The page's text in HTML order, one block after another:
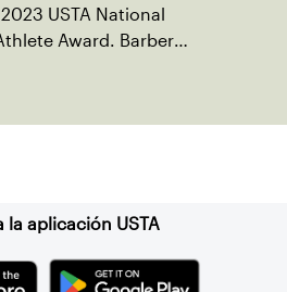
USTA National
Award. Barber
the Year.
la aplicación USTA